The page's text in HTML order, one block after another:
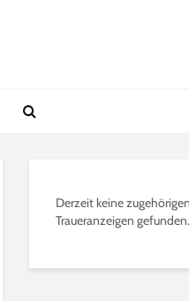
Derzeit keine zugehörigen
Traueranzeigen gefunden.